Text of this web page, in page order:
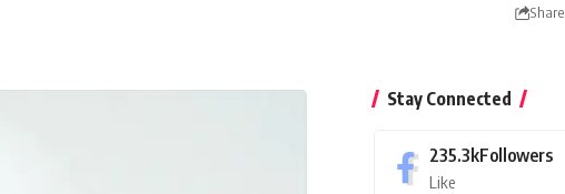
Share
Stay Connected
235.3kFollowers
Like